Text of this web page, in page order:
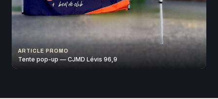
ARTICLE PROMO
Tente pop-up — CJMD Lévis 96,9